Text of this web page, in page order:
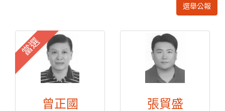
選舉公報
當選
曾正國 張貿盛